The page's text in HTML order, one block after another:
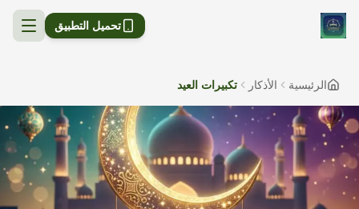
تحميل التطبيق
الرئيسية الأذكار تكبيرات العيد